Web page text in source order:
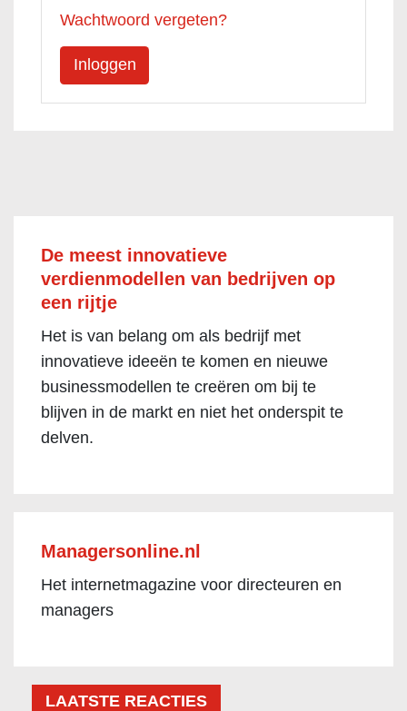
Wachtwoord vergeten?
De meest innovatieve
verdienmodellen van bedrijven op
een rijtje
Het is van belang om als bedrijf met
innovatieve ideeën te komen en nieuwe
businessmodellen te creëren om bij te
blijven in de markt en niet het onderspit te
delven.
Managersonline.nl
Het internetmagazine voor directeuren en
managers
LAATSTE REACTIES